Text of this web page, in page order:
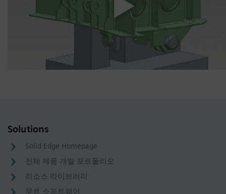
Solutions
Solid Edge Homepage
전체 제품 개발 포트폴리오
리소스 라이브러리
무료 소프트웨어